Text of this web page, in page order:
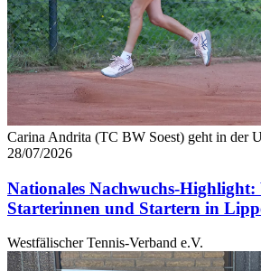
Carina Andrita (TC BW Soest) geht in der
28/07/2026
Nationales Nachwuchs-
Starterinnen und Startern in
Westfälischer Tennis-Verband e.V.